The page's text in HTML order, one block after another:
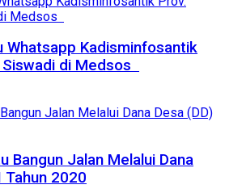
Whatsapp Kadisminfosantik
di Medsos
Bangun Jalan Melalui Dana
Tahun 2020